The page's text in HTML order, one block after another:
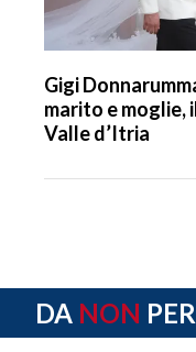
Gigi
marito e moglie,
Valle d’Itria
DA NON